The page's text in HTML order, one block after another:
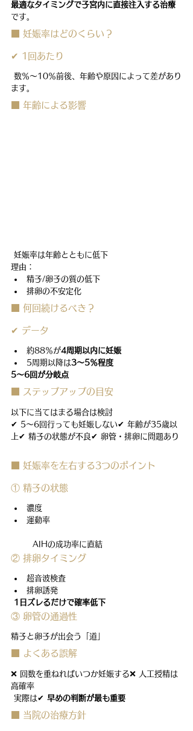
最適なタイミングで子宮内に直接注入する治療
です。
■ 妊娠率はどのくらい？
✔ 1回あたり
ます。
■ 年齢による影響
妊娠率は年齢とともに低下
理由：
精子/卵子の質の低下
排卵の不安定化
■ 何回続けるべき？
✔ データ
約88％が4周期以内に妊娠
5周期以降は3〜5％程度
5〜6回が分岐点
■ ステップアップの目安
以下に当てはまる場合は検討
✔ 5〜6回行っても妊娠しない✔ 年齢が35歳以
上✔ 精子の状態が不良✔ 卵管・排卵に問題あり
■ 妊娠率を左右する3つのポイント
① 精子の状態
濃度
運動率
  AIHの成功率に直結
② 排卵タイミング
超音波検査
排卵誘発
1日ズレるだけで確率低下
③ 卵管の通過性
精子と卵子が出会う「道」
■ よくある誤解
❌ 回数を重ねればいつか妊娠する❌ 人工授精は
高確率
実際は✔ 早めの判断が最も重要
■ 当院の治療方針